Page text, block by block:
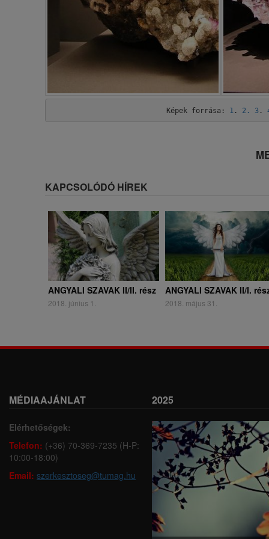
Képek forrása: 1 . 2. 3.
KAPCSOLÓDÓ HÍREK
ANGYALI SZAVAK II/II. rész
2018. június 1.
ANGYALI SZAVAK II/I.
2018. május 31.
MÉDIAAJÁNLAT
Elérhetőségek:
Telefon: (+36) 70-369-7235 (H-P:
10:00-18:00)
Email: szerkesztoseg@tumag.hu
2025